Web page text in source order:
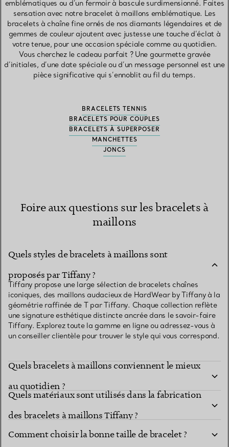
emblématiques ou d’un fermoir à bascule surdimensionné. Faites
sensation avec notre bracelet à maillons emblématique. Les
bracelets à chaîne fine ornés de nos diamants légendaires et de
gemmes de couleur ajoutent avec justesse une touche d’éclat à
votre tenue, pour une occasion spéciale comme au quotidien.
Vous cherchez le cadeau parfait ? Une gourmette gravée
d’initiales, d’une date spéciale ou d’un message personnel est une
pièce significative qui s’ennoblit au fil du temps.
BRACELETS TENNIS
BRACELETS POUR COUPLES
BRACELETS À SUPERPOSER
MANCHETTES
JONCS
Foire aux questions sur les bracelets à
maillons
Quels styles de bracelets à maillons sont
proposés par Tiffany ?
Tiffany propose une large sélection de bracelets chaînes
iconiques, des maillons audacieux de HardWear by Tiffany à la
géométrie raffinée de T par Tiffany. Chaque collection reflète
une signature esthétique distincte ancrée dans le savoir-faire
Tiffany. Explorez toute la gamme en ligne ou adressez-vous à
un conseiller clientèle pour trouver le style qui vous correspond.
Quels bracelets à maillons conviennent le mieux
au quotidien ?
Quels matériaux sont utilisés dans la fabrication
des bracelets à maillons Tiffany ?
Comment choisir la bonne taille de bracelet ?